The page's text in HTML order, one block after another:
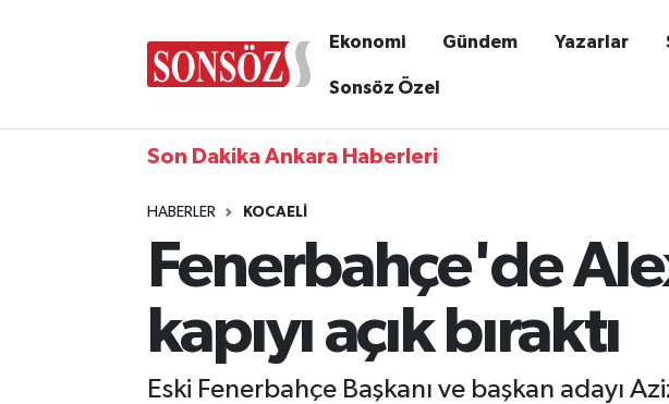
Ekonomi Gündem Yazarlar
Sonsöz Özel
Son Dakika Ankara Haberleri
HABERLER KOCAELI
Fenerbahçe'de
kapıyı açık bıraktı
Eski Fenerbahçe Başkanı ve başkan adayı